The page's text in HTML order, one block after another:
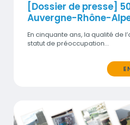
[Dossier de presse]
Auvergne-Rhône-
En cinquante ans, la qualité de
statut de préoccupation…
2026 : 50 ans